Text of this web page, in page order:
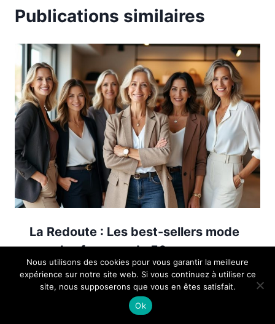
Publications similaires
La Redoute : Les best-sellers mode
pour les femmes de 50 ans
Nous utilisons des cookies pour vous garantir la meilleure
expérience sur notre site web. Si vous continuez à utiliser ce
site, nous supposerons que vous en êtes satisfait.
Ok